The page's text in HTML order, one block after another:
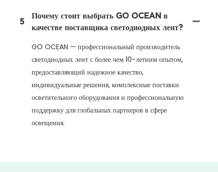
5
Почему стоит выбрать GO OCEAN в
качестве поставщика светодиодных лент?
GO OCEAN — профессиональный производитель
светодиодных лент с более чем 10-летним опытом,
предоставляющий надежное качество,
индивидуальные решения, комплексные поставки
осветительного оборудования и профессиональную
поддержку для глобальных партнеров в сфере
освещения.